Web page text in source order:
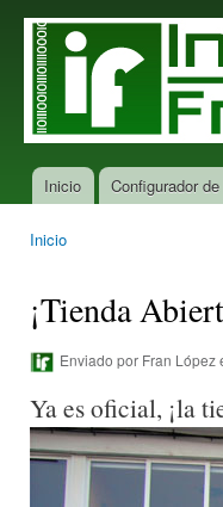
Informática
Fran
Tu tienda
de
informática
en San
Ciprián
Menú principal
Inicio Configurador
Inicio
¡Tienda
Enviado por Fran López
Ya es oficial, ¡la